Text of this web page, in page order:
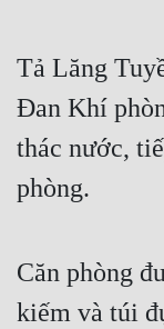
Truyện Convert
Truyện Dịch
Truyện Nhập Môn
Truyện ngắn
Cung Đấu
Tả Lăng
Đan Khí
thác nước,
phòng.
Căn phòng
kiếm và túi